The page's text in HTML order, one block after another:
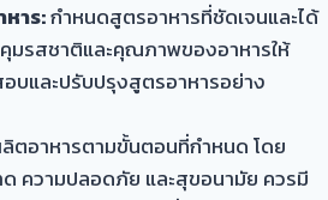
าร:กำหนดสูตรอาหารที่ชัดเจนและได้
มรสชาติและคุณภาพของอาหารให้
บและปรับปรุงสูตรอาหารอย่าง
ตอาหารตามขั้นตอนที่กำหนด โดย
ความปลอดภัย และสุขอนามัย ควรมี